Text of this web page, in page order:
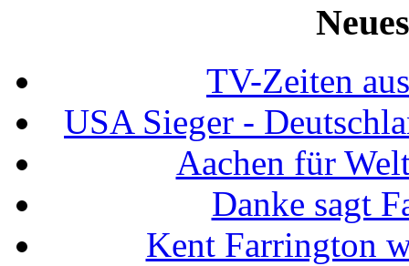
TV-Zeiten
USA Sieger -
Aachen für
Danke sagt
Kent Farrington